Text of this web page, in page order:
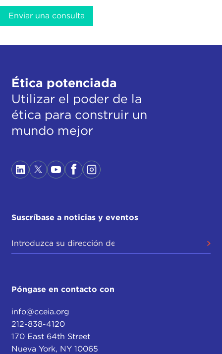
Enviar una consulta
Ética potenciada
Utilizar el poder de la
ética para construir un
mundo mejor
Suscríbase a noticias y eventos
Póngase en contacto con
info@cceia.org
212-838-4120
170 East 64th Street
Nueva York, NY 10065